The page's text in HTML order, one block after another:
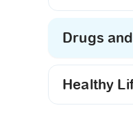
Drugs
Healthy